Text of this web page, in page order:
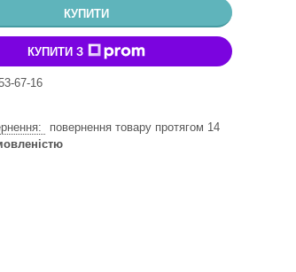
КУПИТИ
КУПИТИ З
67-16
повернення товару протягом 14